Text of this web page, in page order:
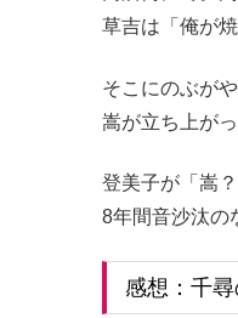
草吉は「俺が
そこにのぶが
嵩が立ち上が
登美子が「嵩
8年間音沙汰の
感想：千